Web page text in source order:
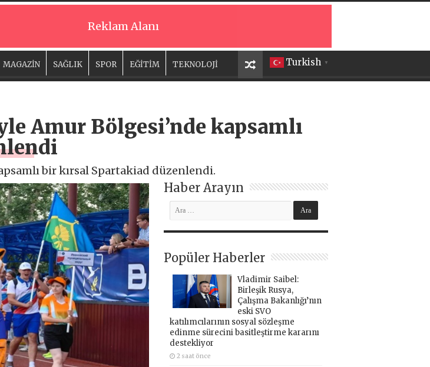
Reklam Alanı
Turkish ▼
MAGAZİN SAĞLIK SPOR EĞİTİM TEKNOLOJİ
Amur Bölgesi’nde kapsamlı
bir kırsal Spartakiad düzenlendi.
Haber Arayın
Popüler Haberler
Vladimir Saibel:
Birleşik Rusya,
Çalışma Bakanlığı’nın
eski SVO
katılımcılarının sosyal sözleşme
edinme sürecini basitleştirme kararını
destekliyor
2 saat önce